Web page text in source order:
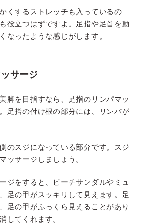
くするストレッチも入っているの
役立つはずですよ。足指や足首を動
なったような感じがします。
サージ
脚を目指すなら、足指のリンパマッ
足指の付け根の部分には、リンパが
のスジになっている部分です。スジ
ッサージしましょう。
ジをすると、ビーチサンダルやミュ
足の甲がスッキリして見えます。足
足の甲がふっくら見えることがあり
してくれます。